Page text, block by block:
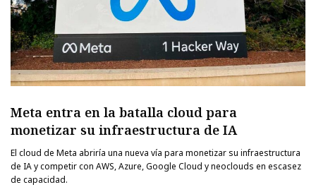
Meta entra en la batalla cloud para
monetizar su infraestructura de IA
El cloud de Meta abriría una nueva vía para monetizar su infraestructura
de IA y competir con AWS, Azure, Google Cloud y neoclouds en escasez
de capacidad.